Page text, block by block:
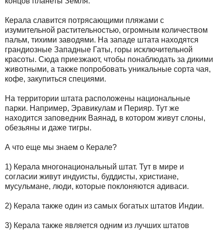
Керала славится потрясающими пляжами с
изумительной растительностью, огромным количеством
пальм, тихими заводями. На западе штата находятся
грандиозные Западные Гаты, горы исключительной
красоты. Сюда приезжают, чтобы понаблюдать за дикими
животными, а также попробовать уникальные сорта чая,
кофе, закупиться специями.
На территории штата расположены национальные
парки. Например, Эравикулам и Перияр. Тут же
находится заповедник Ваянад, в котором живут слоны,
обезьяны и даже тигры.
А что еще мы знаем о Керале?
1) Керала многонациональный штат. Тут в мире и
согласии живут индуисты, буддисты, христиане,
мусульмане, люди, которые поклоняются адиваси.
2) Керала также один из самых богатых штатов Индии.
3) Керала также является одним из лучших штатов